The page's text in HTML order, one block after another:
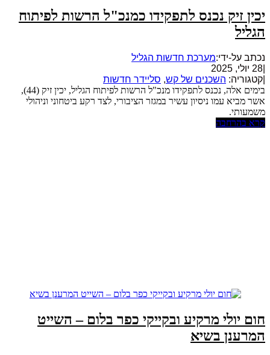
יכין זיק נכנס לתפקידו כמנכ"ל הרשות לפיתוח
הגליל
נכתב על-ידי:מערכת חדשות הגליל
28 יולי, 2025
קטגוריה: השכנים של קש, סליידר חדשות
בימים אלה, נכנס לתפקידו מנכ"ל הרשות לפיתוח הגליל, יכין זיק (44),
אשר מביא עמו ניסיון עשיר במגזר הציבורי, לצד רקע ביטחוני וניהולי
משמעותי.
קרא בהרחבה
חום יולי מרקיע ובקייקי כפר בלום – השייט
המרענן בשיא